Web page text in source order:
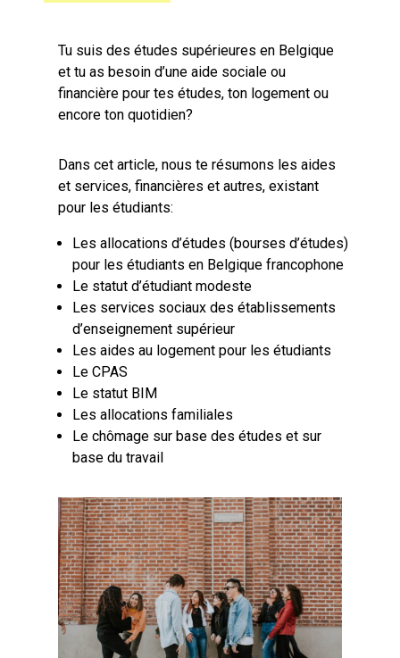
Tu suis des études supérieures en Belgique
et tu as besoin d’une aide sociale ou
financière pour tes études, ton logement ou
encore ton quotidien?
Dans cet article, nous te résumons les aides
et services, financières et autres, existant
pour les étudiants:
Les allocations d’études (bourses d’études)
pour les étudiants en Belgique francophone
Le statut d’étudiant modeste
Les services sociaux des établissements
d’enseignement supérieur
Les aides au logement pour les étudiants
Le CPAS
Le statut BIM
Les allocations familiales
Le chômage sur base des études et sur
base du travail